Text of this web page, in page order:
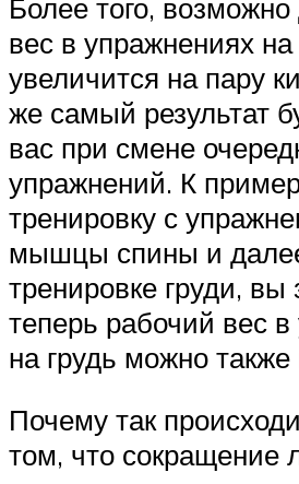
Более того,
вес в упражнениях
увеличится на пару
же самый результат
вас при смене
упражнений. К
тренировку с
мышцы спины и
тренировке груди, вы
теперь рабочий вес
на грудь можно
Почему так
том, что сокращение